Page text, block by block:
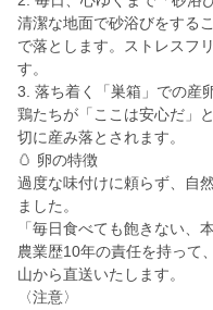
清潔な地面で砂浴びをする
で落とします。ストレスフ
す。
​3. 落ち着く「巣箱」での産
鶏たちが「ここは安心だ」
切に産み落とされます。
​🥚 卵の特徴
過度な味付けに頼らず、自
ました。
「毎日食べても飽きない、
農業歴10年の責任を持って
山から直送いたします。
〈注意〉